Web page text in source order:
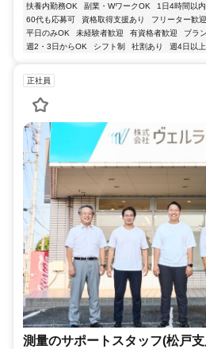
扶養内勤務OK 副業・WワークOK 1日4時間以
60代も応募可
資格取得支援あり フリーター歓迎
平日のみOK
未経験者歓迎 有資格者歓迎 ブラ
週2・3日からOK
シフト制 社割あり 週4日以
正社員
測量のサポートスタッフ(松戸